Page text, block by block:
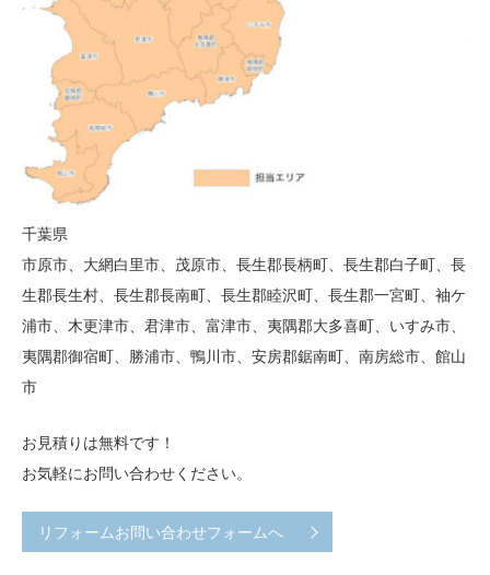
千葉県
市原市、大網白里市、茂原市、長生郡長柄町、長生郡白子町、長
生郡長生村、長生郡長南町、長生郡睦沢町、長生郡一宮町、袖ケ
浦市、木更津市、君津市、富津市、夷隅郡大多喜町、いすみ市、
夷隅郡御宿町、勝浦市、鴨川市、安房郡鋸南町、南房総市、館山
市
お見積りは無料です！
お気軽にお問い合わせください。
リフォームお問い合わせフォームへ